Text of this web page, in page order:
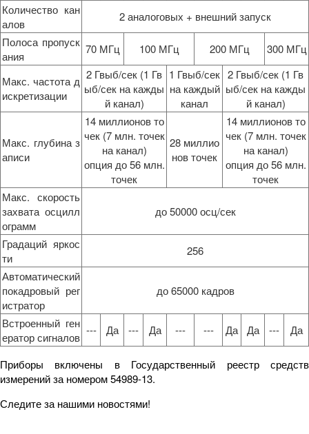
Количество кан
алов
2 аналоговых + внешний запуск
Полоса пропуск
ания
70 МГц 100 МГц 200 МГц 300 МГц
Макс. частота д
искретизации
2 Гвыб/сек (1 Гв
ыб/сек на кажды
й канал)
1 Гвыб/сек
на каждый
канал
2 Гвыб/сек (1 Гв
ыб/сек на кажды
й канал)
Макс. глубина з
аписи
14 миллионов то
чек (7 млн. точек
на канал)
опция до 56 млн.
точек
28 миллио
нов точек
14 миллионов то
чек (7 млн. точек
на канал)
опция до 56 млн.
точек
Макс. скорость
захвата осцилл
ограмм
до 50000 осц/сек
Градаций яркос
ти
256
Автоматический
покадровый рег
истратор
до 65000 кадров
Встроенный ген
ератор сигналов
--- Да --- Да --- --- Да Да --- Да
Приборы включены в Государственный реестр средств
измерений за номером 54989-13.
Следите за нашими новостями!